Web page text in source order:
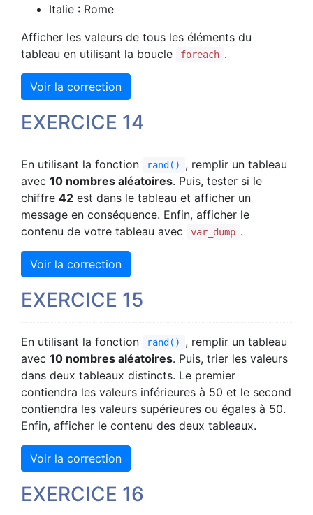
Italie : Rome
Afficher les valeurs de tous les éléments du
tableau en utilisant la boucle
foreach .
Voir la correction
EXERCICE 14
En utilisant la fonction rand()
, remplir un tableau
avec 10 nombres aléatoires. Puis, tester si le
chiffre 42 est dans le tableau et afficher un
message en conséquence. Enfin, afficher le
contenu de votre tableau avec
var_dump .
Voir la correction
EXERCICE 15
En utilisant la fonction rand()
, remplir un tableau
avec 10 nombres aléatoires. Puis, trier les valeurs
dans deux tableaux distincts. Le premier
contiendra les valeurs inférieures à 50 et le second
contiendra les valeurs supérieures ou égales à 50.
Enfin, afficher le contenu des deux tableaux.
Voir la correction
EXERCICE 16